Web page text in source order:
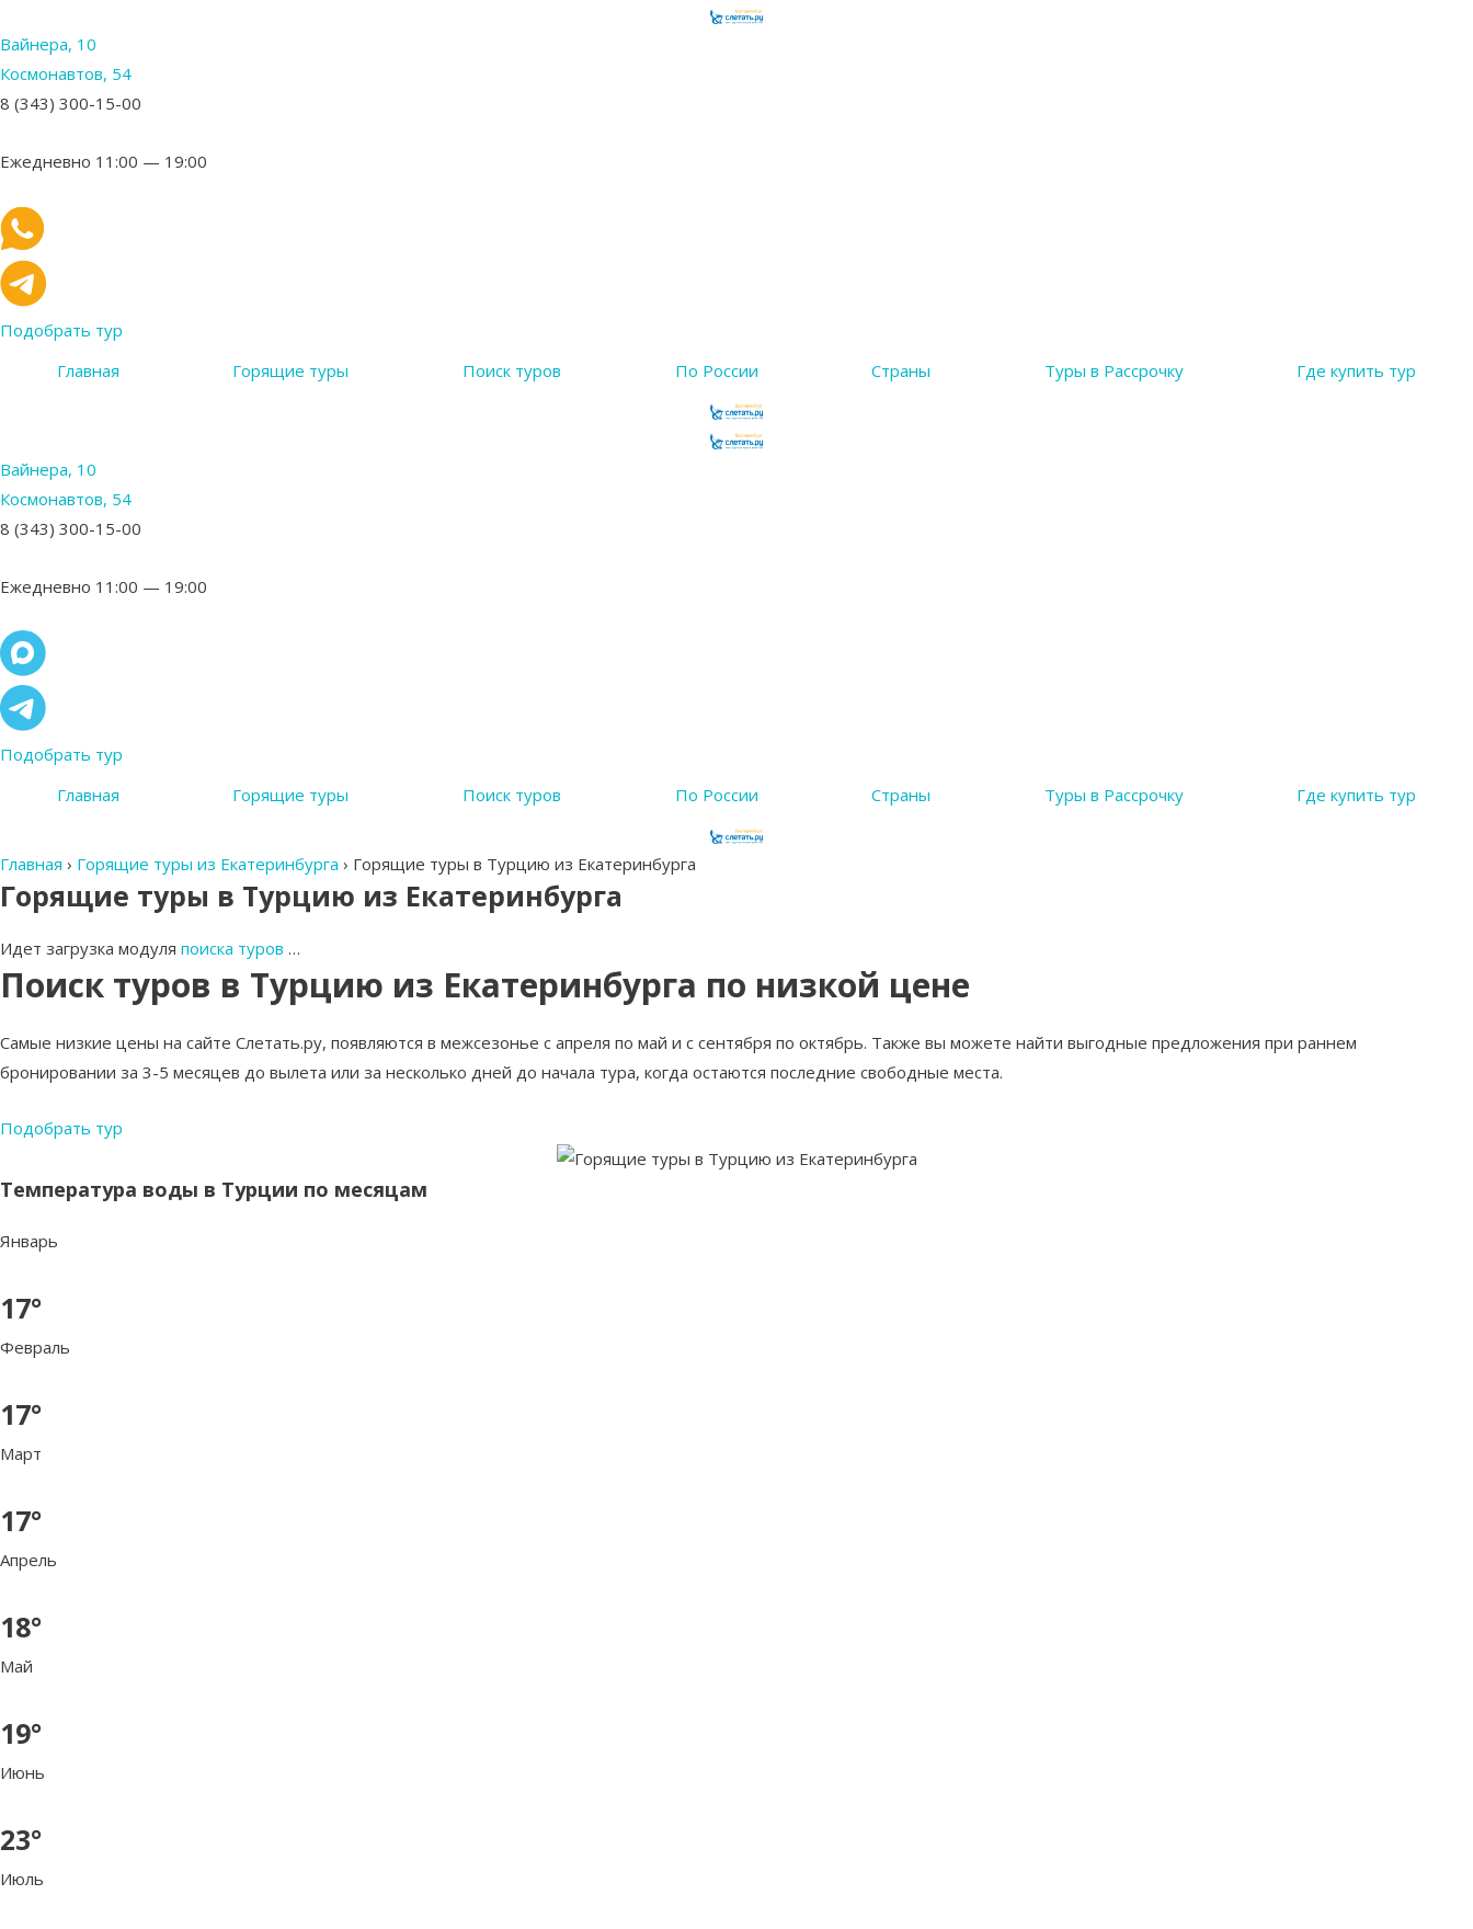
Вайнера, 10
Космонавтов, 54
8 (343) 300-15-00
Ежедневно 11:00 — 19:00
Подобрать тур
Главная
Горящие туры Поиск туров По России Страны Туры в Рассрочку Где купить тур
Вайнера, 10
Космонавтов, 54
8 (343) 300-15-00
Ежедневно 11:00 — 19:00
Подобрать тур
Главная
Горящие туры Поиск туров По России Страны Туры в Рассрочку Где купить тур
Главная › Горящие туры из Екатеринбурга › Горящие туры в Турцию из Екатеринбурга
Горящие туры в Турцию из Екатеринбурга
Идет загрузка модуля поиска туров …
Поиск туров в Турцию из Екатеринбурга по низкой цене
Самые низкие цены на сайте Слетать.ру, появляются в межсезонье с апреля по май и с сентября по октябрь. Также вы можете найти выгодные предложения при раннем
бронировании за 3-5 месяцев до вылета или за несколько дней до начала тура, когда остаются последние свободные места.
Подобрать тур
Температура воды в Турции по месяцам
Январь
17°
Февраль
17°
Март
17°
Апрель
18°
Май
19°
Июнь
23°
Июль